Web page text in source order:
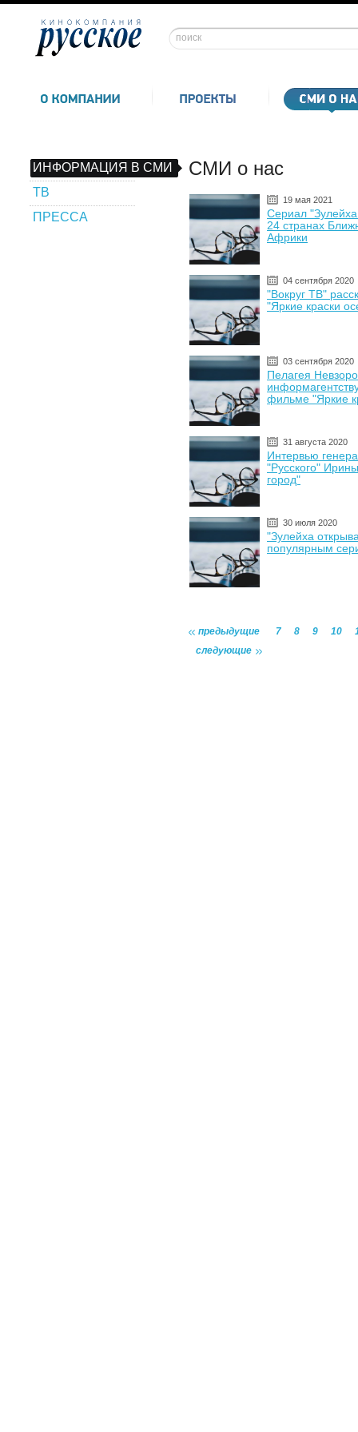
ИНФОРМАЦИЯ В СМИ
ТВ
ПРЕССА
СМИ о нас
19 мая 2021
Сериал "Зулейха
24 странах
Африки
04 сентября 2020
"Вокруг ТВ"
"Яркие краски
03 сентября 2020
Пелагея
фильме "Яркие
31 августа 2020
Интервью
"Русского"
город"
30 июля 2020
"Зулейха
популярным
предыдущие 7 8 9 10
следующие